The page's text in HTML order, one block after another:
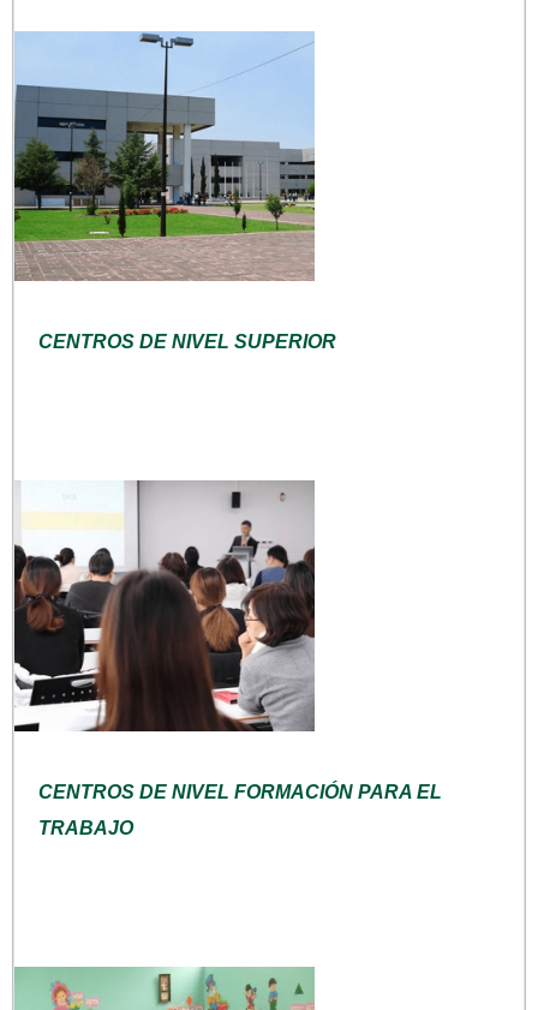
CENTROS DE NIVEL SUPERIOR
CENTROS DE NIVEL FORMACIÓN PARA EL
TRABAJO